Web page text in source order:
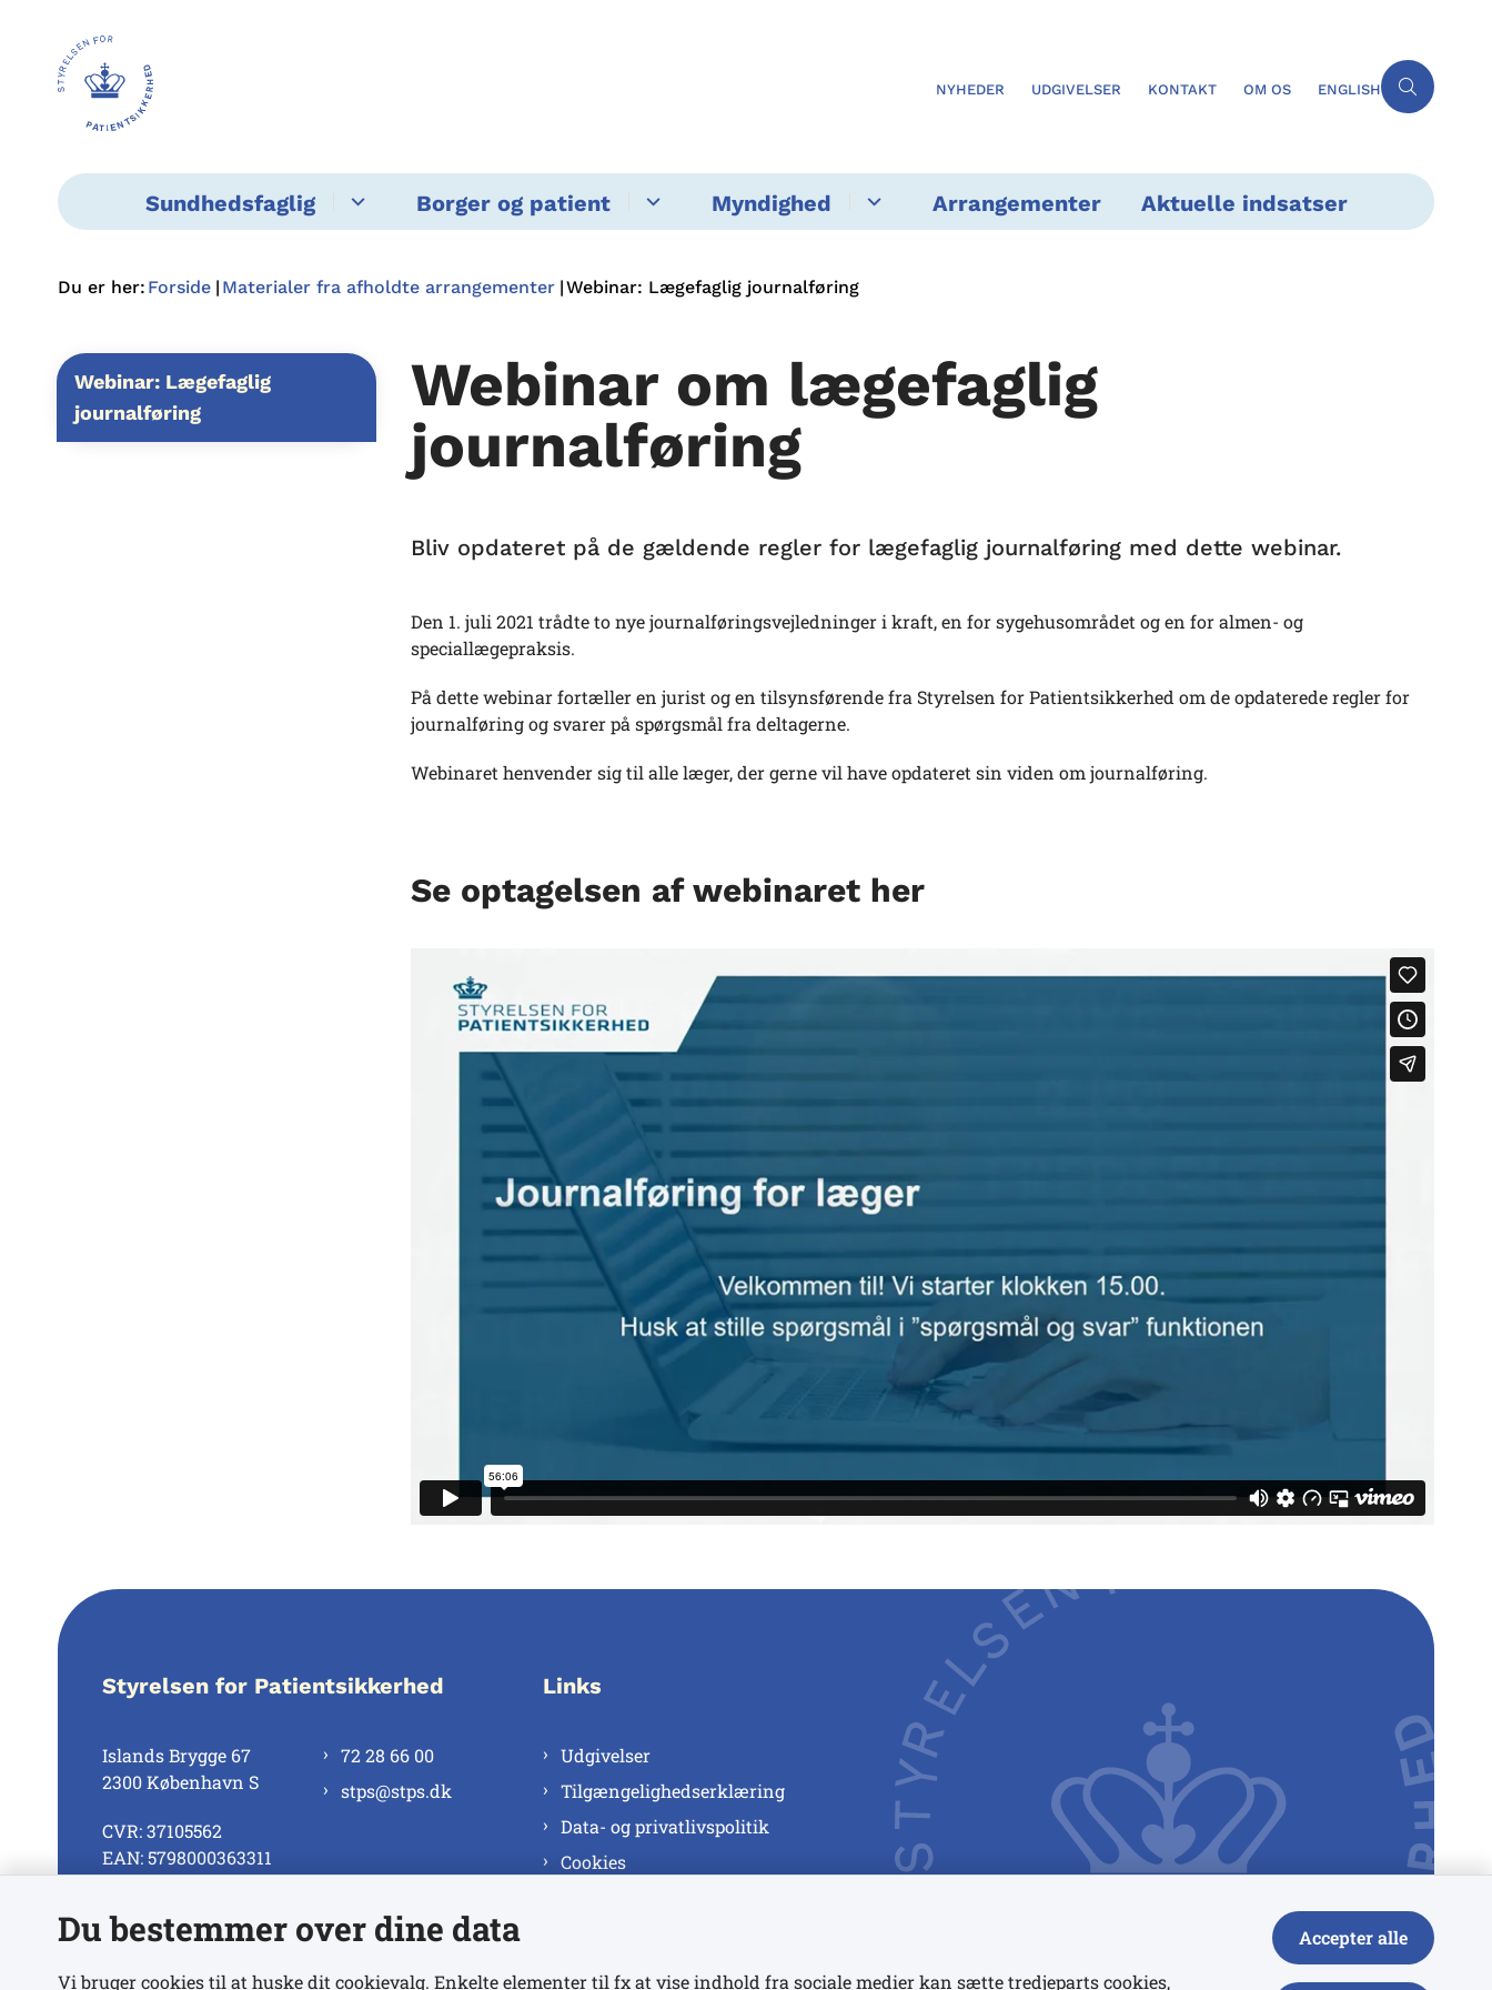
NYHEDER UDGIVELSER KONTAKT OM OS ENGLISH
Sundhedsfaglig Borger og patient Myndighed Arrangementer Aktuelle indsatser
Du er her: Forside Materialer fra afholdte arrangementer Webinar: Lægefaglig journalføring
Webinar: Lægefaglig
journalføring
Webinar om lægefaglig
journalføring
Bliv opdateret på de gældende regler for lægefaglig journalføring med dette webinar.
Den 1. juli 2021 trådte to nye journalføringsvejledninger i kraft, en for sygehusområdet og en for almen- og
speciallægepraksis.
På dette webinar fortæller en jurist og en tilsynsførende fra Styrelsen for Patientsikkerhed om de opdaterede regler for
journalføring og svarer på spørgsmål fra deltagerne.
Webinaret henvender sig til alle læger, der gerne vil have opdateret sin viden om journalføring.
Se optagelsen af webinaret her
Styrelsen for Patientsikkerhed
Islands Brygge 67
2300 København S
CVR: 37105562
EAN: 5798000363311
72 28 66 00
stps@stps.dk
Se alle kontaktnumre
Links
Udgivelser
Tilgængelighedserklæring
Data- og privatlivspolitik
Cookies
Du bestemmer over dine data
Vi bruger cookies til at huske dit cookievalg. Enkelte elementer til fx at vise indhold fra sociale medier kan sætte tredjeparts cookies,
Accepter alle